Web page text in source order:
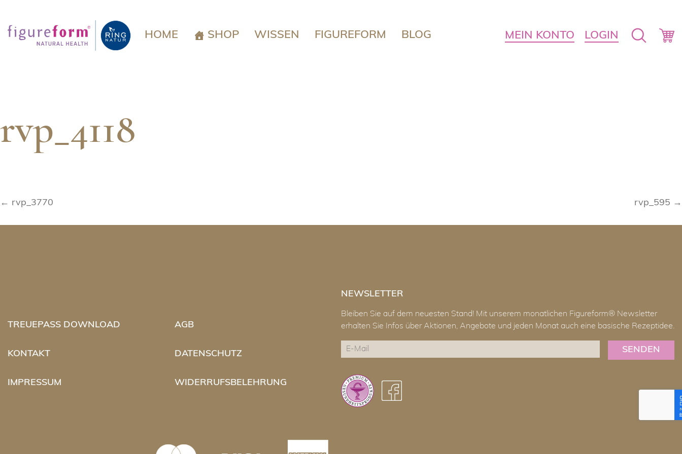
Inhalt
HOME SHOP WISSEN FIGUREFORM BLOG MEIN KONTO LOGIN
rvp_4118
Beitragsnavigation
← rvp_3770 rvp_595 →
TREUEPASS DOWNLOAD
KONTAKT
IMPRESSUM
AGB
DATENSCHUTZ
WIDERRUFSBELEHRUNG
NEWSLETTER
Bleiben Sie auf dem neuesten Stand! Mit unserem monatlichen Figureform® Newsletter
erhalten Sie Infos über Aktionen, Angebote und jeden Monat auch eine basische Rezeptidee.
E-